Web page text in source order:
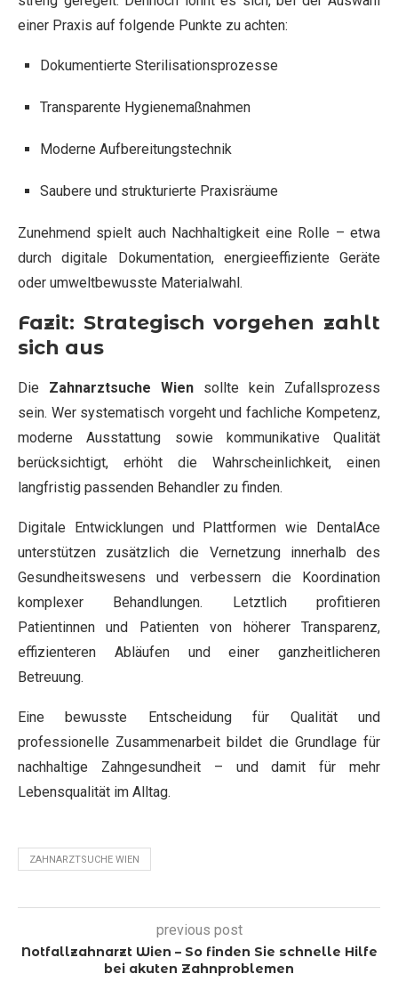
einer Praxis auf folgende Punkte zu achten:
Dokumentierte Sterilisationsprozesse
Transparente Hygienemaßnahmen
Moderne Aufbereitungstechnik
Saubere und strukturierte Praxisräume
Zunehmend spielt auch Nachhaltigkeit eine Rolle – etwa
durch digitale Dokumentation, energieeffiziente Geräte
oder umweltbewusste Materialwahl.
Fazit: Strategisch vorgehen zahlt
sich aus
Die Zahnarztsuche Wien sollte kein Zufallsprozess
sein. Wer systematisch vorgeht und fachliche Kompetenz,
moderne Ausstattung sowie kommunikative Qualität
berücksichtigt, erhöht die Wahrscheinlichkeit, einen
langfristig passenden Behandler zu finden.
Digitale Entwicklungen und Plattformen wie DentalAce
unterstützen zusätzlich die Vernetzung innerhalb des
Gesundheitswesens und verbessern die Koordination
komplexer Behandlungen. Letztlich profitieren
Patientinnen und Patienten von höherer Transparenz,
effizienteren Abläufen und einer ganzheitlicheren
Betreuung.
Eine bewusste Entscheidung für Qualität und
professionelle Zusammenarbeit bildet die Grundlage für
nachhaltige Zahngesundheit – und damit für mehr
Lebensqualität im Alltag.
ZAHNARZTSUCHE WIEN
previous post
Notfallzahnarzt Wien – So finden Sie schnelle Hilfe
bei akuten Zahnproblemen